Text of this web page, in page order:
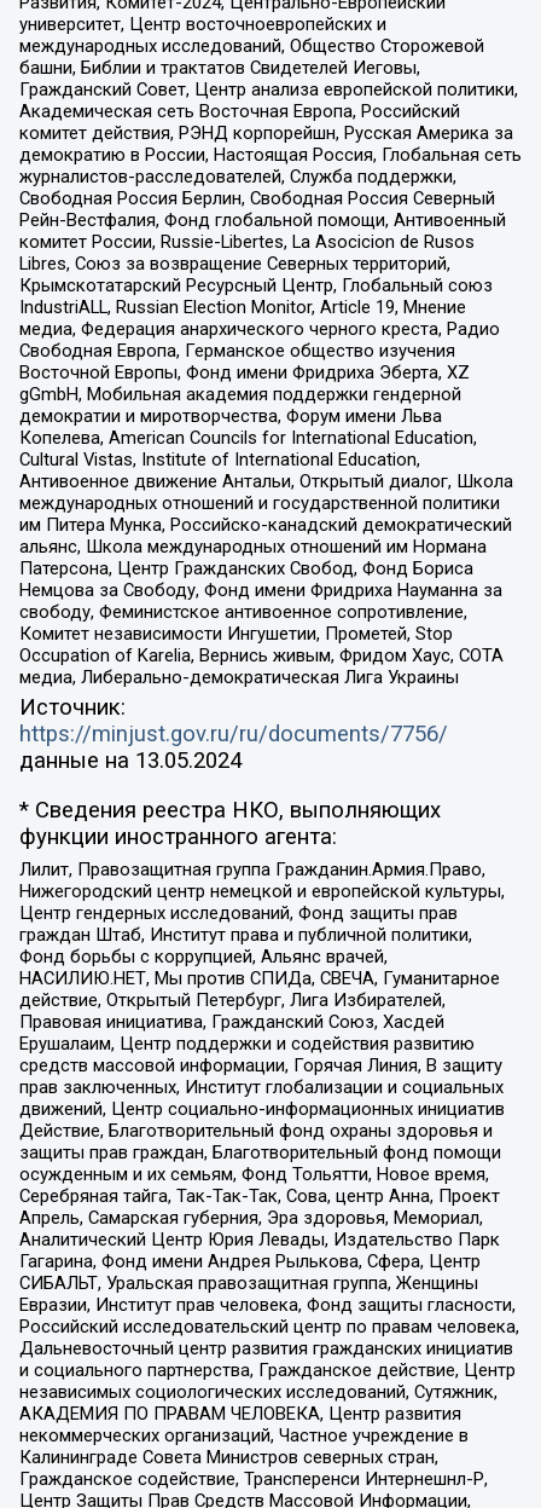
университет, Центр восточноевропейских и
международных исследований, Общество Сторожевой
башни, Библии и трактатов Свидетелей Иеговы,
Гражданский Совет, Центр анализа европейской политики,
Академическая сеть Восточная Европа, Российский
комитет действия, РЭНД корпорейшн, Русская Америка за
демократию в России, Настоящая Россия, Глобальная сеть
журналистов-расследователей, Служба поддержки,
Свободная Россия Берлин, Свободная Россия Северный
Рейн-Вестфалия, Фонд глобальной помощи, Антивоенный
комитет России, Russie-Libertes, La Asocicion de Rusos
Libres, Союз за возвращение Северных территорий,
Крымскотатарский Ресурсный Центр, Глобальный союз
IndustriALL, Russian Election Monitor, Article 19, Мнение
медиа, Федерация анархического черного креста, Радио
Свободная Европа, Германское общество изучения
Восточной Европы, Фонд имени Фридриха Эберта, XZ
gGmbH, Мобильная академия поддержки гендерной
демократии и миротворчества, Форум имени Льва
Копелева, American Councils for International Education,
Cultural Vistas, Institute of International Education,
Антивоенное движение Антальи, Открытый диалог, Школа
международных отношений и государственной политики
им Питера Мунка, Российско-канадский демократический
альянс, Школа международных отношений им Нормана
Патерсона, Центр Гражданских Свобод, Фонд Бориса
Немцова за Свободу, Фонд имени Фридриха Науманна за
свободу, Феминистское антивоенное сопротивление,
Комитет независимости Ингушетии, Прометей, Stop
Occupation of Karelia, Вернись живым, Фридом Хаус, СОТА
медиа, Либерально-демократическая Лига Украины
Источник:
https://minjust.gov.ru/ru/documents/7756/
данные на 13.05.2024
* Сведения реестра НКО, выполняющих
функции иностранного агента:
Лилит, Правозащитная группа Гражданин.Армия.Право,
Нижегородский центр немецкой и европейской культуры,
Центр гендерных исследований, Фонд защиты прав
граждан Штаб, Институт права и публичной политики,
Фонд борьбы с коррупцией, Альянс врачей,
НАСИЛИЮ.НЕТ, Мы против СПИДа, СВЕЧА, Гуманитарное
действие, Открытый Петербург, Лига Избирателей,
Правовая инициатива, Гражданский Союз, Хасдей
Ерушалаим, Центр поддержки и содействия развитию
средств массовой информации, Горячая Линия, В защиту
прав заключенных, Институт глобализации и социальных
движений, Центр социально-информационных инициатив
Действие, Благотворительный фонд охраны здоровья и
защиты прав граждан, Благотворительный фонд помощи
осужденным и их семьям, Фонд Тольятти, Новое время,
Серебряная тайга, Так-Так-Так, Сова, центр Анна, Проект
Апрель, Самарская губерния, Эра здоровья, Мемориал,
Аналитический Центр Юрия Левады, Издательство Парк
Гагарина, Фонд имени Андрея Рылькова, Сфера, Центр
СИБАЛЬТ, Уральская правозащитная группа, Женщины
Евразии, Институт прав человека, Фонд защиты гласности,
Российский исследовательский центр по правам человека,
Дальневосточный центр развития гражданских инициатив
и социального партнерства, Гражданское действие, Центр
независимых социологических исследований, Сутяжник,
АКАДЕМИЯ ПО ПРАВАМ ЧЕЛОВЕКА, Центр развития
некоммерческих организаций, Частное учреждение в
Калининграде Совета Министров северных стран,
Гражданское содействие, Трансперенси Интернешнл-Р,
Центр Защиты Прав Средств Массовой Информации,